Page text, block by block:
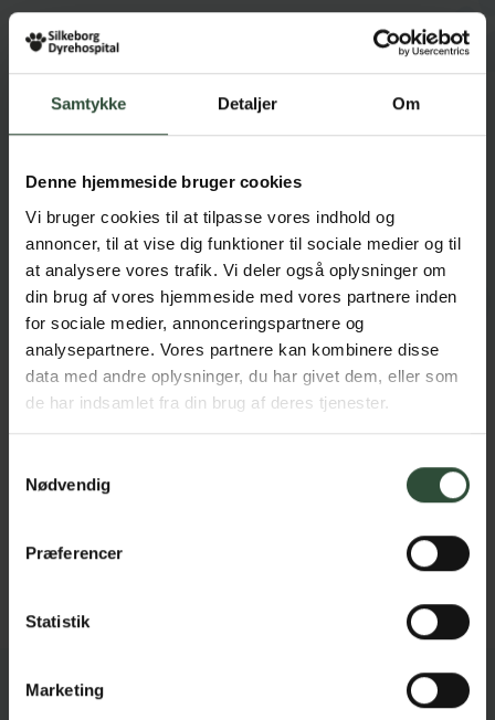
Samtykke Detaljer Om
Denne hjemmeside bruger cookies
Vi bruger cookies til at tilpasse vores indhold og
annoncer, til at vise dig funktioner til sociale medier og til
at analysere vores trafik. Vi deler også oplysninger om
din brug af vores hjemmeside med vores partnere inden
for sociale medier, annonceringspartnere og
analysepartnere. Vores partnere kan kombinere disse
data med andre oplysninger, du har givet dem, eller som
de har indsamlet fra din brug af deres tjenester.
Nødvendig
Præferencer
Statistik
Marketing
Hvad leder du efter?
Rikke Jensen
Jeg startede som veterinærsygeplejerskeelev i
2025.Inden jeg begyndte på Silkeborg Dyrehospital,
har jeg taget uddannelsen til hundeadfærdsinstruktør
selvstændigt med det, samt efterfølgende som
internatmedarbejder på et internat for Dyrenes
Beskyttelse. Nu følger jeg min evige drøm om at blive
veterinærsygeplejerske, og jeg er taknemmelig for at
have fået denne mulighed her på Silkeborg
Dyrehospital.
Jeg bor i Kjellerup med min kæreste og vores
hund Leia, en FT Golden Retriever.
Som elev glæder jeg mig til at udvikle mine
kompetencer inden for dyr og tage del i at gøre
en forskel for dyrene og deres ejere. Jeg ser frem
til at kunne kombinere min interesse for